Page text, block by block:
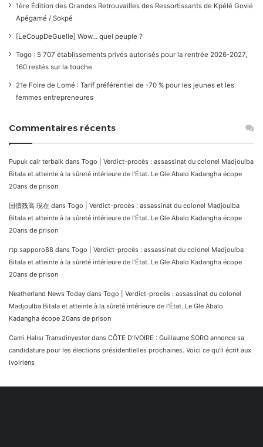
1ère Édition des Grandes Retrouvailles des Ressortissants de Kpélé Govié
Apégamé / Sokpé
[LeCoupDeGuelle] Wow… quel peuple ?
Togo : 5 707 établissements privés autorisés pour la rentrée 2026-2027,
160 restés sur la touche
21e Foire de Lomé : Tarif préférentiel de -70 % pour les jeunes et les
femmes entrepreneures
Commentaires récents
Pupuk cair terbaik dans Togo | Verdict-procès : assassinat du colonel Madjoulba
Bitala et atteinte à la sûreté intérieure de l’État. Le Gle Abalo Kadangha écope
20ans de prison
国債残高 現在 dans Togo | Verdict-procès : assassinat du colonel Madjoulba
Bitala et atteinte à la sûreté intérieure de l’État. Le Gle Abalo Kadangha écope
20ans de prison
rtp sapporo88 dans Togo | Verdict-procès : assassinat du colonel Madjoulba
Bitala et atteinte à la sûreté intérieure de l’État. Le Gle Abalo Kadangha écope
20ans de prison
Neatherland News Today dans Togo | Verdict-procès : assassinat du colonel
Madjoulba Bitala et atteinte à la sûreté intérieure de l’État. Le Gle Abalo
Kadangha écope 20ans de prison
Cami Halısı Transdinyester dans CÔTE D’IVOIRE : Guillaume SORO annonce sa
candidature pour les élections présidentielles prochaines. Voici ce qu’il écrit aux
Ivoiriens